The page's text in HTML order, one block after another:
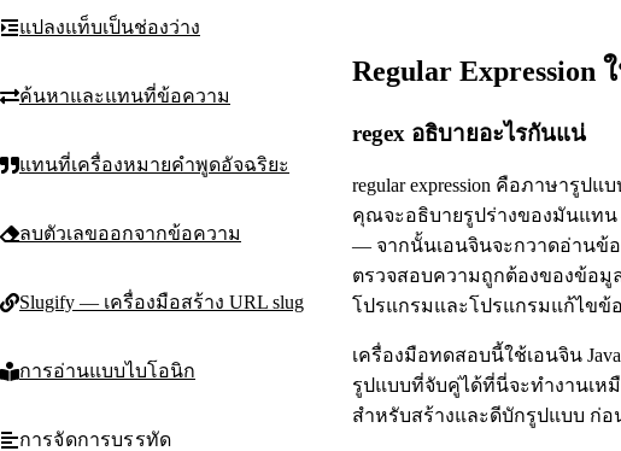
แปลงแท็บเป็นช่องว่าง
ค้นหาและแทนที่ข้อความ
แทนที่เครื่องหมายคำพูดอัจฉริยะ
ลบตัวเลขออกจากข้อความ
Slugify — เครื่องมือสร้าง URL slug
การอ่านแบบไบโอนิก
การจัดการบรรทัด
Regular
regex อธิบายอะไรกันแน่
regular expression คือภาษารู
คุณจะอธิบายรูปร่างของมันแทน
— จากนั้นเอนจินจะกวาดอ่านข้
ตรวจสอบความถูกต้องของข้อมู
โปรแกรมและโปรแกรมแก้ไขข้
เครื่องมือทดสอบนี้ใช้เอนจิน
รูปแบบที่จับคู่ได้ที่นี่จะทำงานเห
สำหรับสร้างและดีบักรูปแบบ ก่อ